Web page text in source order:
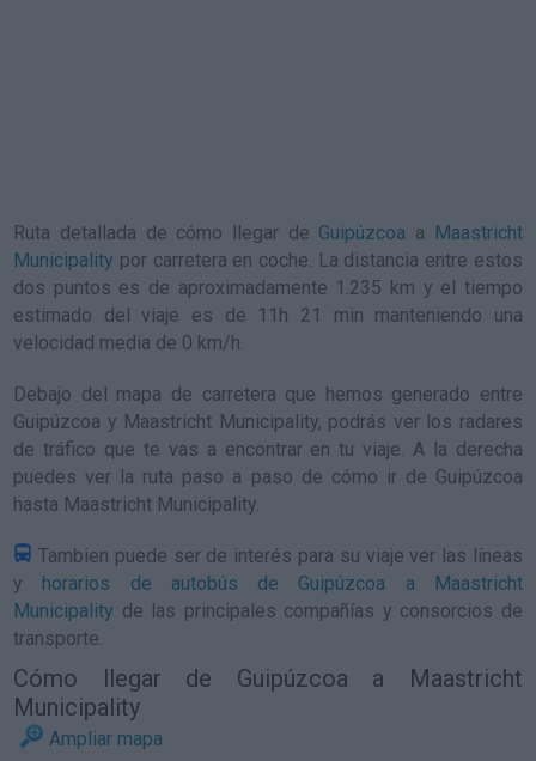
Ruta detallada de cómo llegar de Guipúzcoa a Maastricht
Municipality por carretera en coche. La distancia entre estos
dos puntos es de aproximadamente 1.235 km y el tiempo
estimado del viaje es de 11h 21 min manteniendo una
velocidad media de 0 km/h.
Debajo del mapa de carretera que hemos generado entre
Guipúzcoa y Maastricht Municipality, podrás ver los radares
de tráfico que te vas a encontrar en tu viaje. A la derecha
puedes ver la ruta paso a paso de cómo ir de Guipúzcoa
hasta Maastricht Municipality.
Tambien puede ser de interés para su viaje ver las líneas
y horarios de autobús de Guipúzcoa a Maastricht
Municipality de las principales compañías y consorcios de
transporte.
Cómo llegar de Guipúzcoa a Maastricht
Municipality
Ampliar mapa